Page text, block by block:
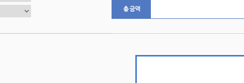
총 금액